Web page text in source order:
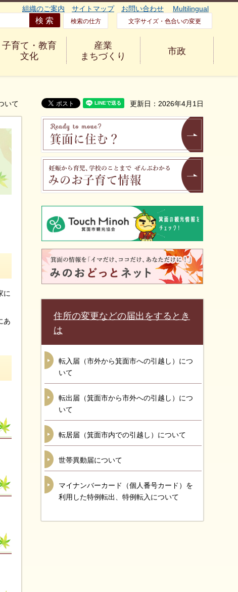
組織のご案内 サイトマップ お問い合わせ Multilingual
検索の仕方 文字サイズ・色合いの変更
子育て・教育
文化
産業
まちづくり
市政
いて 更新日：2026年4月1日
に
あ
住所の変更などの届出をするとき
は
転入届（市外から箕面市への引越し）につ
いて
転出届（箕面市から市外への引越し）につ
いて
転居届（箕面市内での引越し）について
世帯異動届について
マイナンバーカード（個人番号カード）を
利用した特例転出、特例転入について